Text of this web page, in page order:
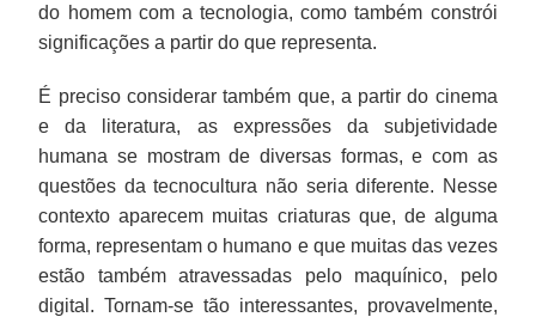
do homem com a tecnologia, como também constrói
significações a partir do que representa.
É preciso considerar também que, a partir do cinema
e da literatura, as expressões da subjetividade
humana se mostram de diversas formas, e com as
questões da tecnocultura não seria diferente. Nesse
contexto aparecem muitas criaturas que, de alguma
forma, representam o humano e que muitas das vezes
estão também atravessadas pelo maquínico, pelo
digital. Tornam-se tão interessantes, provavelmente,